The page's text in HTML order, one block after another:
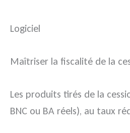
Logiciel
Maîtriser la fiscalité de la
Les produits tirés de la
BNC ou BA réels), au taux